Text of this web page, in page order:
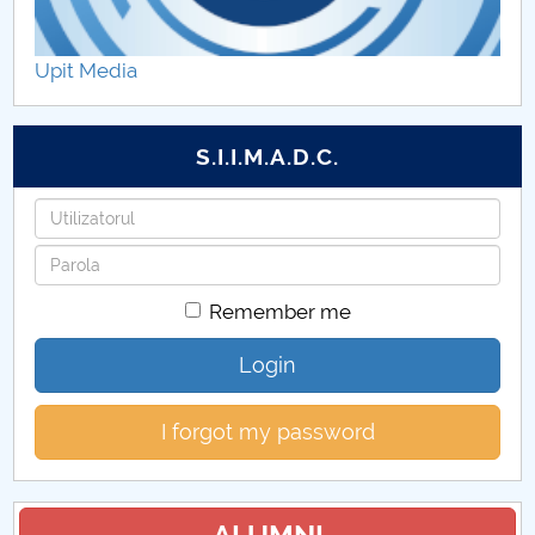
Hotărâri Senat din 1 iulie 2019
Hotărâri Senat din 15 mai 2019
Hotărâri Senat din 10 iunie 2019
Hotărâri Senat din 30 septembrie 2019
Hotărâri Senat din 16 decembrie 2019
Hotărâri Senat din 25 noiembrie 2019
Hotărâri Senat din 28 octombrie 2019
Upit Media
S.I.I.M.A.D.C.
Username
Password
Remember me
Login
I forgot my password